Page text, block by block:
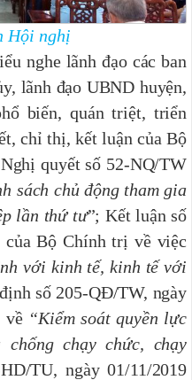
Hội nghị
nghe lãnh đạo các ban
lãnh đạo UBND huyện,
biến, quán triệt, triển
chỉ thị, kết luận của Bộ
quyết số 52-NQ/TW
sách chủ động tham gia
lần thứ tư”; Kết luận số
của Bộ Chính trị về việc
với kinh tế, kinh tế với
số 205-QĐ/TW, ngày
về “Kiểm soát quyền lực
chạy chức, chạy
TU, ngày 01/11/2019